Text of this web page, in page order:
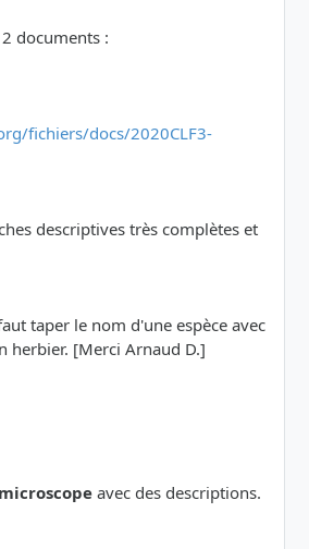
documents :
fichiers/docs/2020CLF3-
descriptives très complètes et
taper le nom d'une espèce avec
herbier. [Merci Arnaud D.]
avec des descriptions.